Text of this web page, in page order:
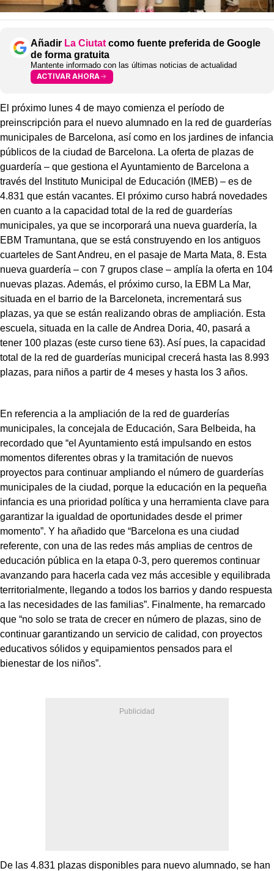
Añadir La Ciutat como fuente preferida de Google
de forma gratuita
Mantente informado con las últimas noticias de actualidad
ACTIVAR AHORA
El próximo lunes 4 de mayo comienza el período de
preinscripción para el nuevo alumnado en la red de guarderías
municipales de Barcelona, así como en los jardines de infancia
públicos de la ciudad de Barcelona. La oferta de plazas de
guardería – que gestiona el Ayuntamiento de Barcelona a
través del Instituto Municipal de Educación (IMEB) – es de
4.831 que están vacantes. El próximo curso habrá novedades
en cuanto a la capacidad total de la red de guarderías
municipales, ya que se incorporará una nueva guardería, la
EBM Tramuntana, que se está construyendo en los antiguos
cuarteles de Sant Andreu, en el pasaje de Marta Mata, 8. Esta
nueva guardería – con 7 grupos clase – amplía la oferta en 104
nuevas plazas. Además, el próximo curso, la EBM La Mar,
situada en el barrio de la Barceloneta, incrementará sus
plazas, ya que se están realizando obras de ampliación. Esta
escuela, situada en la calle de Andrea Doria, 40, pasará a
tener 100 plazas (este curso tiene 63). Así pues, la capacidad
total de la red de guarderías municipal crecerá hasta las 8.993
plazas, para niños a partir de 4 meses y hasta los 3 años.
En referencia a la ampliación de la red de guarderías
municipales, la concejala de Educación, Sara Belbeida, ha
recordado que “el Ayuntamiento está impulsando en estos
momentos diferentes obras y la tramitación de nuevos
proyectos para continuar ampliando el número de guarderías
municipales de la ciudad, porque la educación en la pequeña
infancia es una prioridad política y una herramienta clave para
garantizar la igualdad de oportunidades desde el primer
momento”. Y ha añadido que “Barcelona es una ciudad
referente, con una de las redes más amplias de centros de
educación pública en la etapa 0-3, pero queremos continuar
avanzando para hacerla cada vez más accesible y equilibrada
territorialmente, llegando a todos los barrios y dando respuesta
a las necesidades de las familias”. Finalmente, ha remarcado
que “no solo se trata de crecer en número de plazas, sino de
continuar garantizando un servicio de calidad, con proyectos
educativos sólidos y equipamientos pensados para el
bienestar de los niños”.
De las 4.831 plazas disponibles para nuevo alumnado, se han